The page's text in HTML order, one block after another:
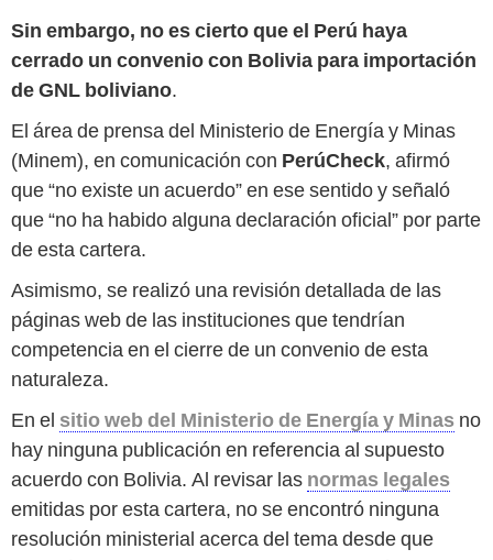
Sin embargo, no es cierto que el Perú haya
cerrado un convenio con Bolivia para importación
de GNL boliviano.
El área de prensa del Ministerio de Energía y Minas
(Minem), en comunicación con PerúCheck, afirmó
que “no existe un acuerdo” en ese sentido y señaló
que “no ha habido alguna declaración oficial” por parte
de esta cartera.
Asimismo, se realizó una revisión detallada de las
páginas web de las instituciones que tendrían
competencia en el cierre de un convenio de esta
naturaleza.
En el sitio web del Ministerio de Energía y Minas no
hay ninguna publicación en referencia al supuesto
acuerdo con Bolivia. Al revisar las normas legales
emitidas por esta cartera, no se encontró ninguna
resolución ministerial acerca del tema desde que